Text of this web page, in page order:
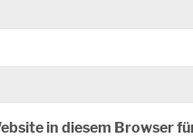
in diesem Browser